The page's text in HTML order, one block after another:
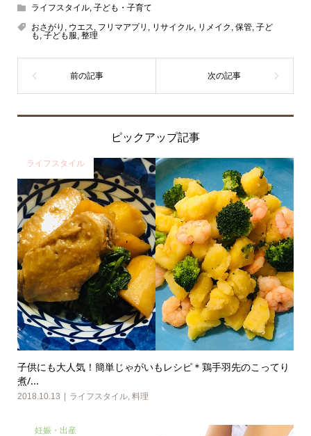
ライフスタイル, 子ども・子育て
おさがり , ウエス, フリマアプリ , リサイクル, リメイク , 保管, 子ど
も , 子ども服, 整理
ピックアップ記事
ライフスタイル
子供にも大人気！簡単じゃがいもレシピ＊鶏手羽先のこってり
煮/...
2018.10.13 ライフスタイル, 料理
妊娠・出産